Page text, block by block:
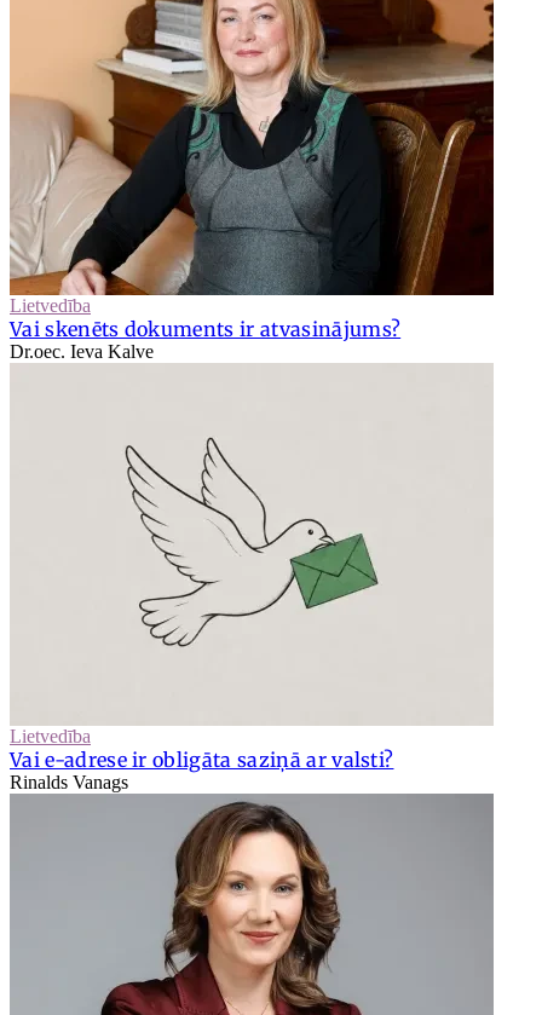
Lietvedība
Vai skenēts dokuments ir atvasinājums?
Dr.oec. Ieva Kalve
Lietvedība
Vai e-adrese ir obligāta saziņā ar valsti?
Rinalds Vanags